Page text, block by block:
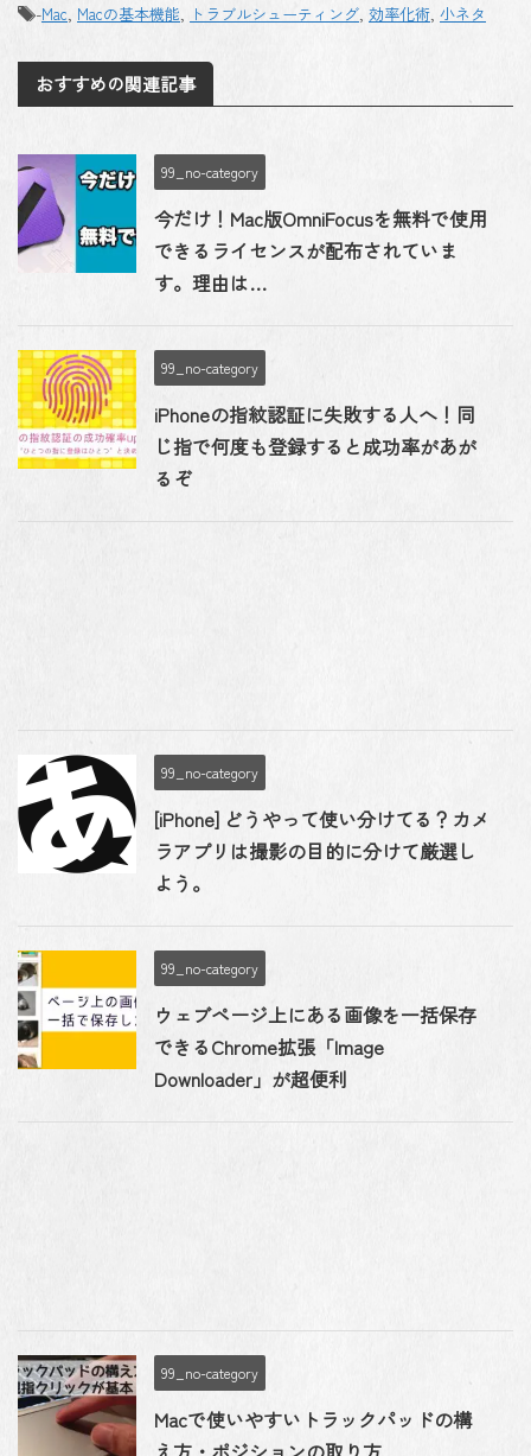
-Mac Macの基本機能 トラブルシューティング 効率化術 小ネタ
おすすめの関連記事
99_no-category
今だけ！Mac版OmniFocusを無料で使用
できるライセンスが配布されていま
す。理由は…
99_no-category
iPhoneの指紋認証に失敗する人へ！同
じ指で何度も登録すると成功率があが
るぞ
99_no-category
[iPhone] どうやって使い分けてる？カメ
ラアプリは撮影の目的に分けて厳選し
よう。
99_no-category
ウェブページ上にある画像を一括保存
できるChrome拡張「Image
Downloader」が超便利
99_no-category
Macで使いやすいトラックパッドの構